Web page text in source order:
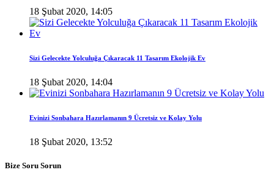
18 Şubat 2020, 14:05
Sizi Gelecekte Yolculuğa Çıkaracak 11 Tasarım Ekolojik Ev
18 Şubat 2020, 14:04
Evinizi Sonbahara Hazırlamanın 9 Ücretsiz ve Kolay Yolu
18 Şubat 2020, 13:52
Bize Soru Sorun